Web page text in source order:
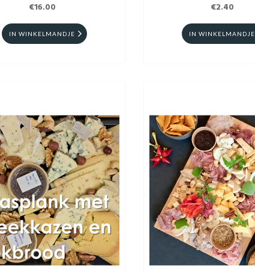
€16.00
IN WINKELMANDJE
€2.40
IN WINKELMANDJE